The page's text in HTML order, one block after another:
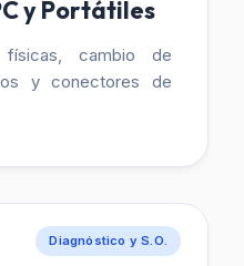
y Portátiles
cambio de
y conectores de
Diagnóstico y S.O.